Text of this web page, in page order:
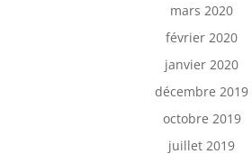
mars 2020
février 2020
janvier 2020
décembre 2019
octobre 2019
juillet 2019